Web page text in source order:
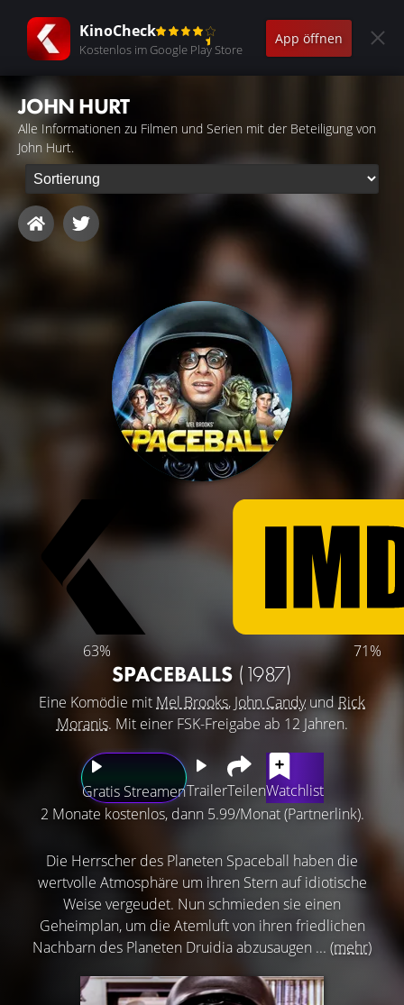
KinoCheck
Kostenlos im Google Play Store
App öffnen
JOHN HURT
Alle Informationen zu Filmen und Serien mit der Beteiligung von
John Hurt.
63% 71%
SPACEBALLS (1987)
Eine Komödie mit Mel Brooks, John CandyundRick
Moranis. Mit einer FSK-Freigabe ab 12 Jahren.
Gratis StreamenTrailerTeilenWatchlist
2 Monate kostenlos, dann 5.99/Monat (Partnerlink).
Die Herrscher des Planeten Spaceball haben die
wertvolle Atmosphäre um ihren Stern auf idiotische
Weise vergeudet. Nun schmieden sie einen
Geheimplan, um die Atemluft von ihren friedlichen
Nachbarn des Planeten Druidia abzusaugen ... (mehr)